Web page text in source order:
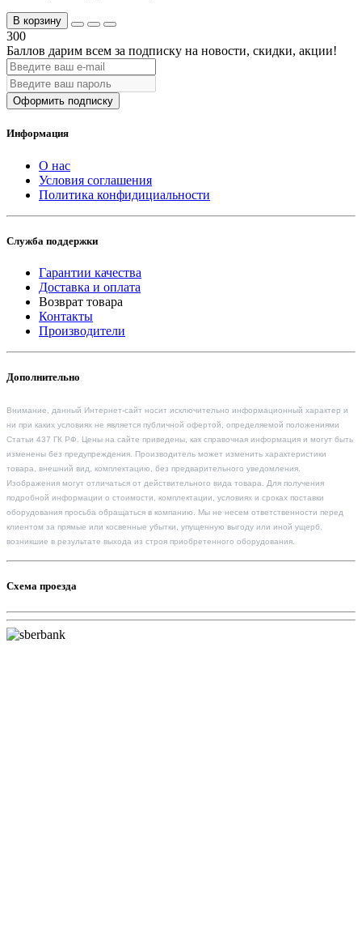
В корзину
300
Баллов дарим всем за подписку на новости, скидки, акции!
Оформить подписку
Информация
О нас
Условия соглашения
Политика конфидициальности
Служба поддержки
Гарантии качества
Доставка и оплата
Возврат товара
Контакты
Производители
Дополнительно
Внимание, данный Интернет-сайт носит исключительно информационный характер и
ни при каких условиях не является публичной офертой, определяемой положениями
Статьи 437 ГК РФ. Цены на сайте приведены, как справочная информация и могут быть
изменены без предупреждения. Производитель может изменить характеристики
товара, внешний вид, комплектацию, без предварительного уведомления.
Изображения могут отличаться от действительного вида товара. Для получения
подробной информации о стоимости, комплектации, условиях и сроках поставки
оборудования просьба обращаться в компанию. Мы не несем ответственности перед
клиентом за прямые или косвенные убытки, упущенную выгоду или иной ущерб,
возникшие в результате выхода из строя приобретенного оборудования.
Схема проезда